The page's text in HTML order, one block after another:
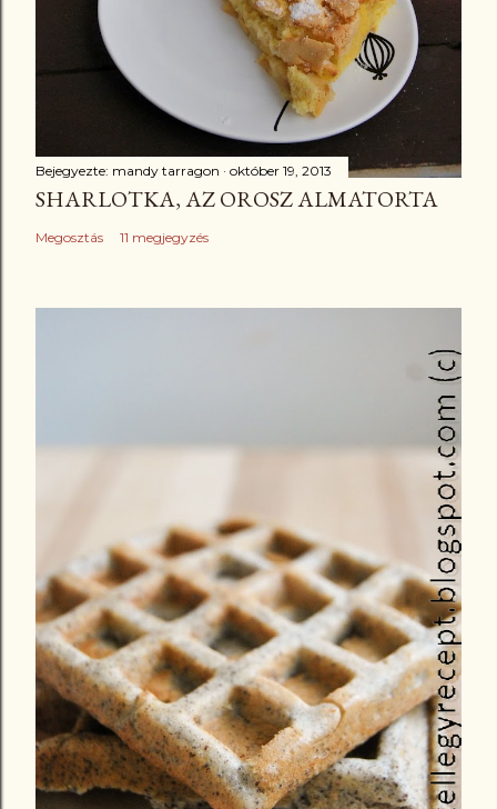
Bejegyezte: mandy tarragon október 19, 2013
SHARLOTKA, AZ OROSZ ALMATORTA
Megosztás 11 megjegyzés